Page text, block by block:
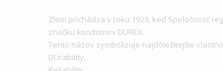
Zlom prichádza v roku 1929, keď Spoločnosť
značku kondómov DUREX.
Tento názov symbolizuje najdôležitejšie
DUrability,